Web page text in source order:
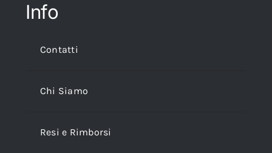
Info
Contatti
Chi Siamo
Resi e Rimborsi